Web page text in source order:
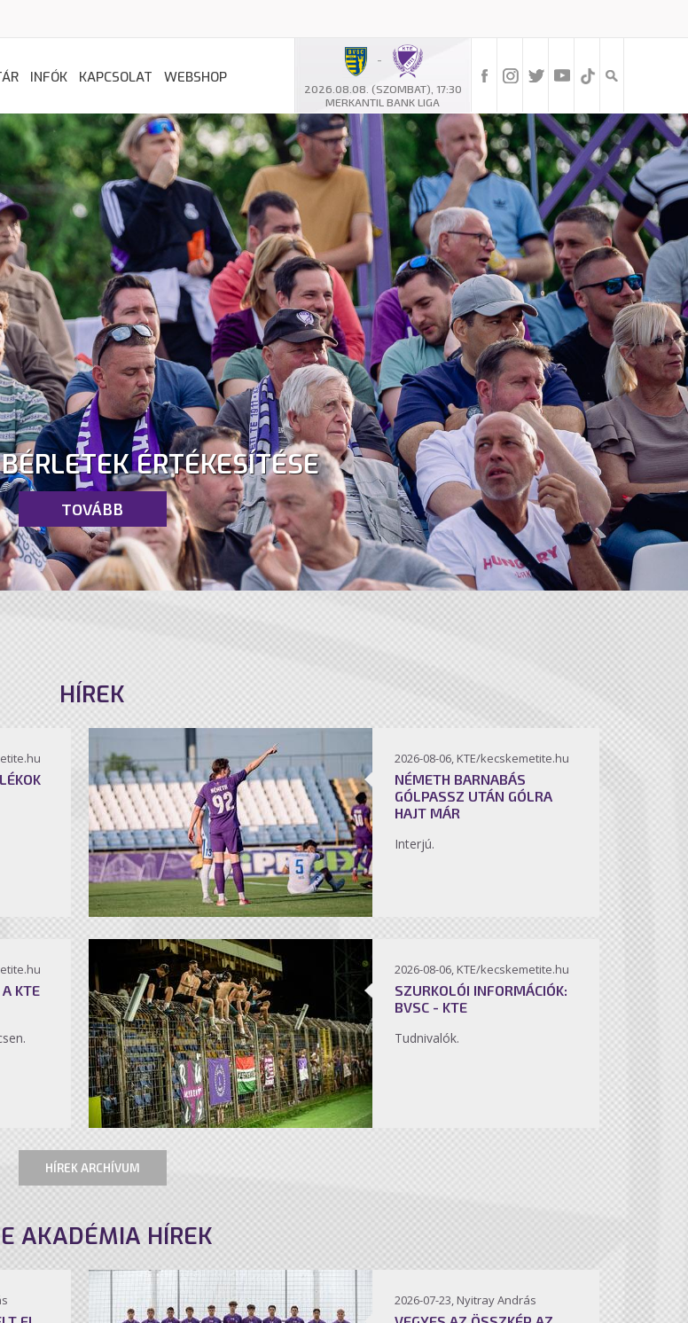
-
2026.08.08. (SZOMBAT), 17:30
MERKANTIL BANK LIGA
INFÓK KAPCSOLAT WEBSHOP
ÉRTÉKESÍTÉSE
TOVÁBB
HÍREK
2026-08-06, KTE/kecskemetite.hu
NÉMETH BARNABÁS
GÓLPASSZ UTÁN GÓLRA
HAJT MÁR
Interjú.
KTE
2026-08-06, KTE/kecskemetite.hu
SZURKOLÓI INFORMÁCIÓK:
BVSC - KTE
Tudnivalók.
HÍREK ARCHÍVUM
AKADÉMIA HÍREK
2026-07-23, Nyitray András